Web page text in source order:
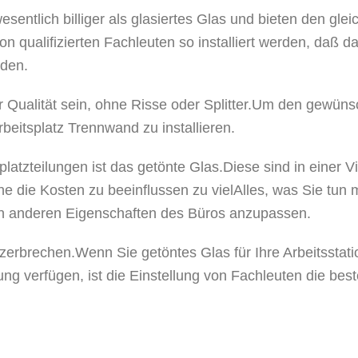
billiger als glasiertes Glas und bieten den
qualifizierten Fachleuten so installiert werden, daß
sein, ohne Risse oder Splitter.Um den
Trennwand zu installieren.
ist das getönte Glas.Diese sind in einer
die Kosten zu beeinflussen zu vielAlles, was Sie tun
Eigenschaften des Büros anzupassen.
Sie getöntes Glas für Ihre
verfügen, ist die Einstellung von Fachleuten die